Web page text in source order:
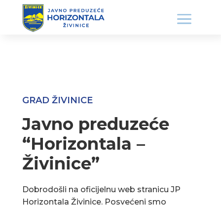
GRAD ŽIVINICE
Javno preduzeće
“Horizontala –
Živinice”
Dobrodošli na oficijelnu web stranicu JP
Horizontala Živinice. Posvećeni smo